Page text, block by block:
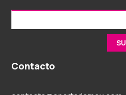
Contacto